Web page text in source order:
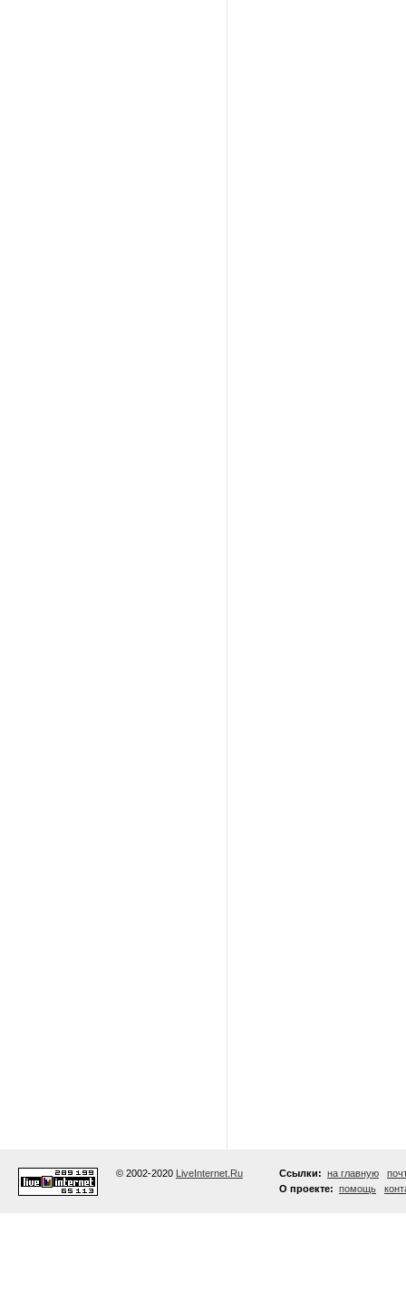
© 2002-2020 LiveInternet.Ru Ссылки: на главную
О проекте: помощь